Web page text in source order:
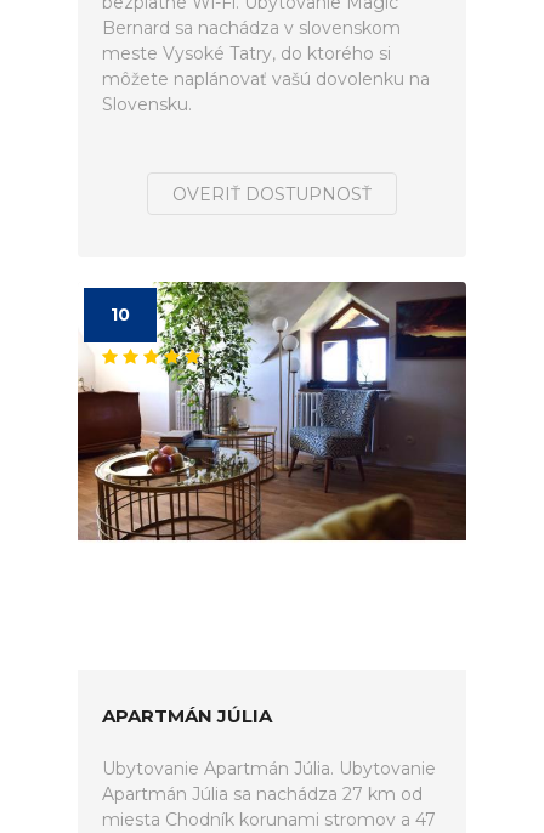
Bernard sa nachádza v slovenskom
meste Vysoké Tatry, do ktorého si
môžete naplánovať vašú dovolenku na
Slovensku.
OVERIŤ DOSTUPNOSŤ
10
APARTMÁN JÚLIA
Ubytovanie Apartmán Júlia. Ubytovanie
Apartmán Júlia sa nachádza 27 km od
miesta Chodník korunami stromov a 47